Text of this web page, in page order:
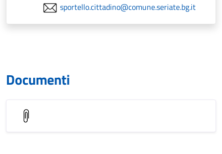
sportello.cittadino@comune.seriate.bg.it
Documenti